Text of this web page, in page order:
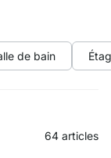
de bain
64 articles